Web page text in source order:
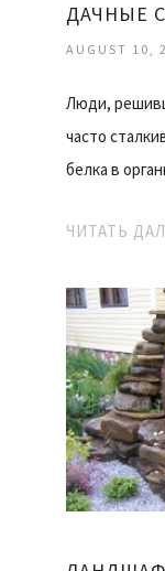
ДАЧНЫЕ
AUGUST 10,
Люди,
часто
белка в
ЧИТАТЬ